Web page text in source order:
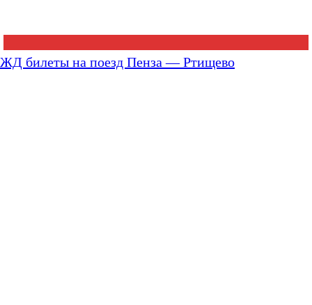
ЖД билеты на поезд Пенза — Ртищево